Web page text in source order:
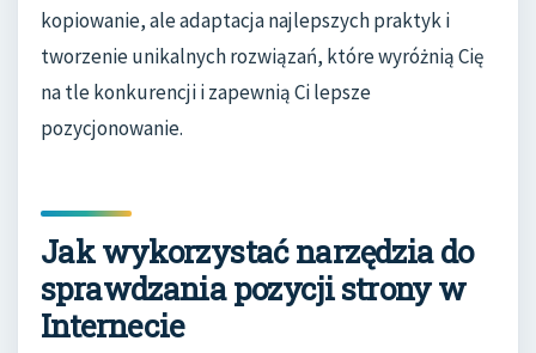
kopiowanie, ale adaptacja najlepszych praktyk i
tworzenie unikalnych rozwiązań, które wyróżnią Cię
na tle konkurencji i zapewnią Ci lepsze
pozycjonowanie.
Jak wykorzystać narzędzia do
sprawdzania pozycji strony w
Internecie